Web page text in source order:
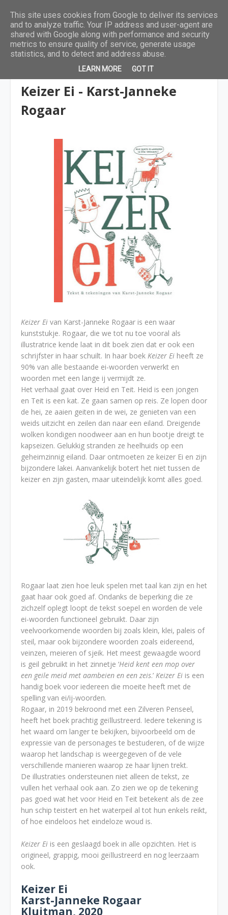
Keizer Ei - Karst-Janneke
Rogaar
Keizer Ei van Karst-Janneke Rogaar is een waar
kunststukje. Rogaar, die we tot nu toe vooral als
illustratrice kende laat in dit boek zien dat er ook een
schrijfster in haar schuilt. In haar boek Keizer Ei heeft ze
90% van alle bestaande ei-woorden verwerkt en
woorden met een lange ij vermijdt ze.
Het verhaal gaat over Heid en Teit. Heid is een jongen
en Teit is een kat. Ze gaan samen op reis. Ze lopen door
de hei, ze aaien geiten in de wei, ze genieten van een
weids uitzicht en zeilen dan naar een eiland. Dreigende
wolken kondigen noodweer aan en hun bootje dreigt te
kapseizen. Gelukkig stranden ze heelhuids op een
geheimzinnig eiland. Daar ontmoeten ze keizer Ei en zijn
bijzondere lakei. Aanvankelijk botert het niet tussen de
keizer en zijn gasten, maar uiteindelijk komt alles goed.
Rogaar laat zien hoe leuk spelen met taal kan zijn en het
gaat haar ook goed af. Ondanks de beperking die ze
zichzelf oplegt loopt de tekst soepel en worden de vele
ei-woorden functioneel gebruikt. Daar zijn
veelvoorkomende woorden bij zoals klein, klei, paleis of
steil, maar ook bijzondere woorden zoals eidereend,
veinzen, meieren of sjeik. Het meest gewaagde woord
is geil gebruikt in het zinnetje ‘Heid kent een mop over
een geile meid met aambeien en een zeis.’ Keizer Ei is een
handig boek voor iedereen die moeite heeft met de
spelling van ei/ij-woorden.
Rogaar, in 2019 bekroond met een Zilveren Penseel,
heeft het boek prachtig geïllustreerd. Iedere tekening is
het waard om langer te bekijken, bijvoorbeeld om de
expressie van de personages te bestuderen, of de wijze
waarop het landschap is weergegeven of de vele
verschillende manieren waarop ze haar lijnen trekt.
De illustraties ondersteunen niet alleen de tekst, ze
vullen het verhaal ook aan. Zo zien we op de tekening
pas goed wat het voor Heid en Teit betekent als de zee
hun schip teistert en het waterpeil al tot hun enkels reikt,
of hoe eindeloos het eindeloze woud is.
Keizer Ei is een geslaagd boek in alle opzichten. Het is
origineel, grappig, mooi geïllustreerd en nog leerzaam
ook.
Keizer Ei
Karst-Janneke Rogaar
Kluitman, 2020
This site uses cookies from Google to deliver its services
and to analyze traffic. Your IP address and user-agent are
shared with Google along with performance and security
metrics to ensure quality of service, generate usage
statistics, and to detect and address abuse.
LEARN MORE GOT IT